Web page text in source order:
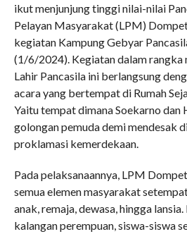
ikut menjunjung tinggi nilai-nilai
Pelayan Masyarakat (LPM)
kegiatan Kampung Gebyar
(1/6/2024). Kegiatan dalam
Lahir Pancasila ini berlangsung
acara yang bertempat di Rumah
Yaitu tempat dimana Soekarno
golongan pemuda demi mendesak
proklamasi kemerdekaan.
Pada pelaksanaannya, LPM
semua elemen masyarakat
anak, remaja, dewasa, hingga
kalangan perempuan, siswa-siswa